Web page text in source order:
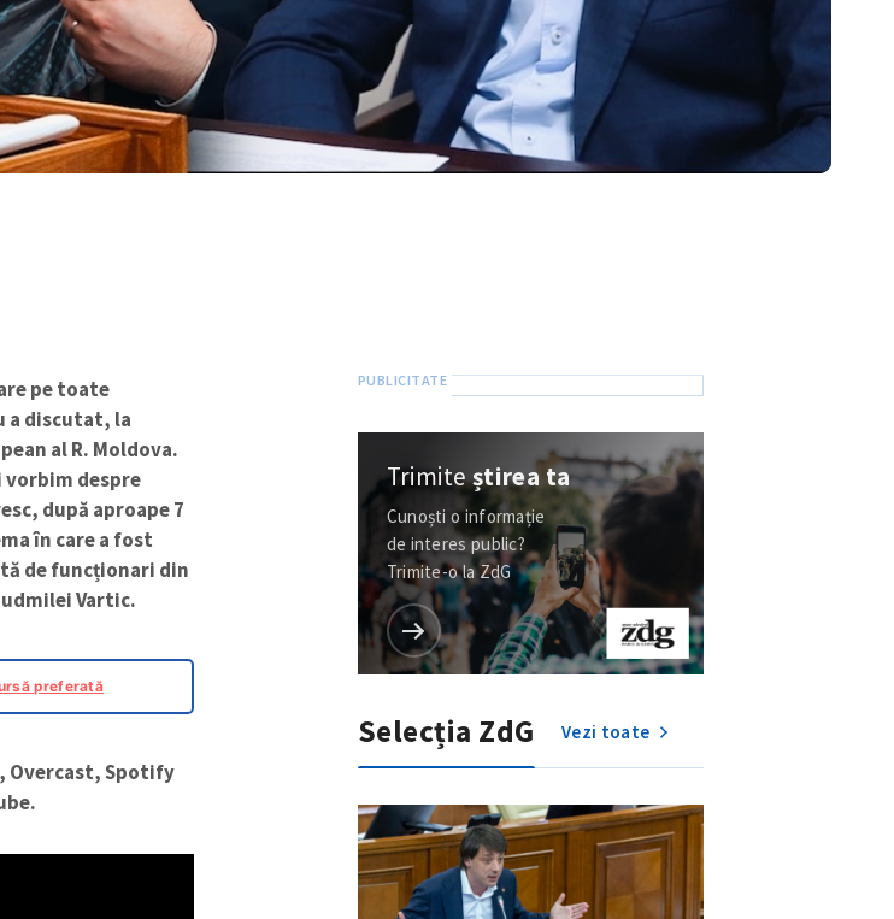
pe toate
a discutat, la
al R. Moldova.
vorbim despre
după aproape 7
în care a fost
de funcționari din
Vartic.
preferată
Overcast, Spotify
Trimiteștirea ta
Cunoști o informație
de interes public?
Trimite-o la ZdG
Selecția ZdG Vezi toate